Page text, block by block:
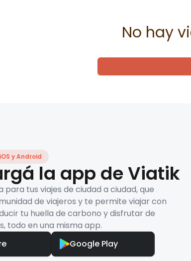
No hay
y Android
la app de Viatik
para tus viajes de ciudad a ciudad, que
de viajeros y te permite viajar con
tu huella de carbono y disfrutar de
todo en una misma app.
Google Play